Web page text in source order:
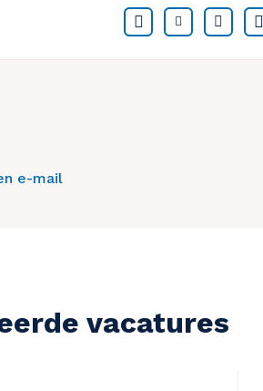
Facebook
Twitter
e-mail
vacatures